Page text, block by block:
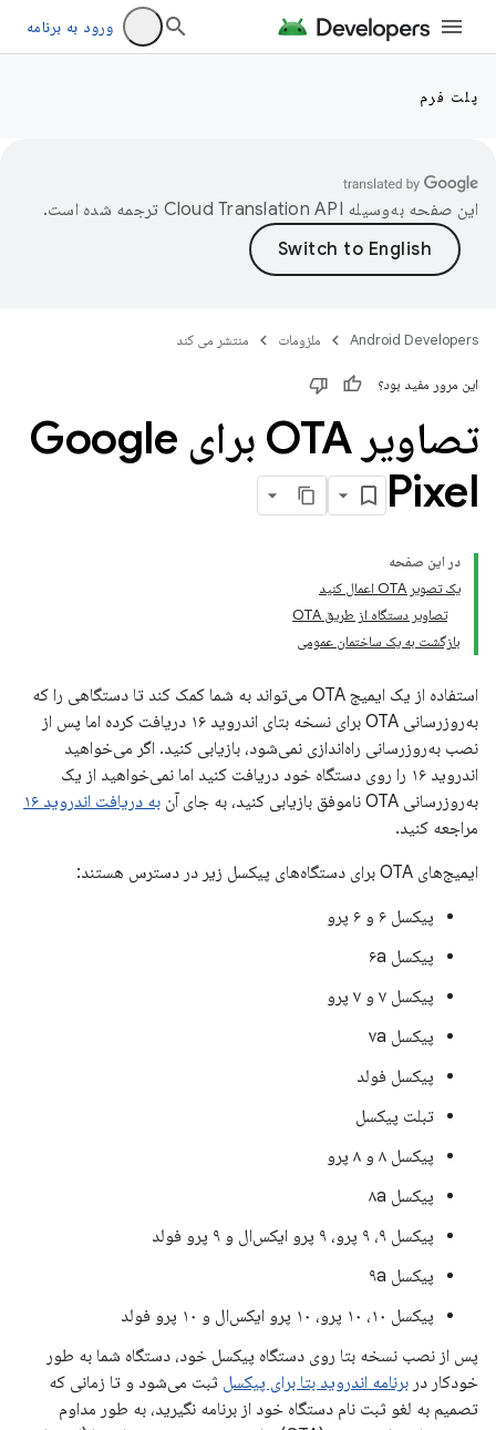
ورود به برنامه
پلت فرم
این صفحه به‌وسیله ترجمه شده است.
Android Developers ملزومات منتشر می کند
این مرور مفید بود؟
تصاویر OTA برای Google
Pixel
در این صفحه
یک تصویر OTA اعمال کنید
تصاویر دستگاه از طریق OTA
بازگشت به یک ساختمان عمومی
استفاده از یک ایمیج OTA می‌تواند به شما کمک کند تا دستگاهی را که
به‌روزرسانی OTA برای نسخه بتای اندروید ۱۶ دریافت کرده اما پس از
نصب به‌روزرسانی راه‌اندازی نمی‌شود، بازیابی کنید. اگر می‌خواهید
اندروید ۱۶ را روی دستگاه خود دریافت کنید اما نمی‌خواهید از یک
به‌روزرسانی OTA ناموفق بازیابی کنید، به جای آن
به دریافت اندروید ۱۶
مراجعه کنید.
ایمیج‌های OTA برای دستگاه‌های پیکسل زیر در دسترس هستند:
پیکسل ۶ و ۶ پرو
پیکسل ۶a
پیکسل ۷ و ۷ پرو
پیکسل ۷a
پیکسل فولد
تبلت پیکسل
پیکسل ۸ و ۸ پرو
پیکسل ۸a
پیکسل ۹، ۹ پرو، ۹ پرو ایکس‌ال و ۹ پرو فولد
پیکسل ۹a
پیکسل ۱۰، ۱۰ پرو، ۱۰ پرو ایکس‌ال و ۱۰ پرو فولد
پس از نصب نسخه بتا روی دستگاه پیکسل خود، دستگاه شما به طور
خودکار در برنامه اندروید بتا برای پیکسل ثبت می‌شود و تا زمانی که
تصمیم به لغو ثبت نام دستگاه خود از برنامه نگیرید، به طور مداوم